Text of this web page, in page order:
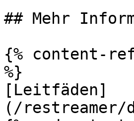
## Mehr
{% content-ref
%}
[Leitfäden]
(/restreamer/